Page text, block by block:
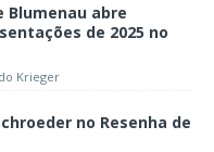
Blumenau abre
de 2025 no
Krieger
no Resenha de